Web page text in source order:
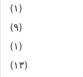
(۱)
(۹)
(۱)
(۱۳)